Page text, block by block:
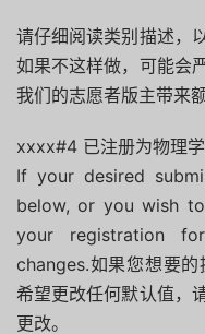
请仔细阅读类别描述，
如果不这样做，可能会
我们的志愿者版主带来
xxxx#4 已注册为物理
If your desired
below, or you wish
your registration
changes.如果您想要
希望更改任何默认值，
更改。